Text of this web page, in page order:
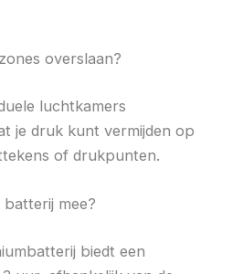
overslaan?
luchtkamers
je druk kunt vermijden op
of drukpunten.
mee?
biedt een